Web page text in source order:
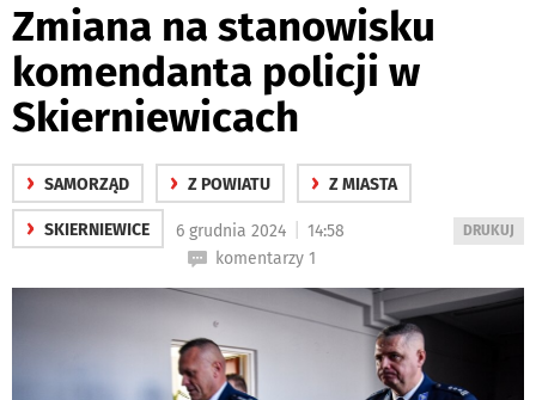
Zmiana na stanowisku
komendanta policji w
Skierniewicach
› SAMORZĄD › Z POWIATU › Z MIASTA
› SKIERNIEWICE
WYDRUKUJ
DRUKUJ
6 grudnia 2024
14:58
komentarzy 1